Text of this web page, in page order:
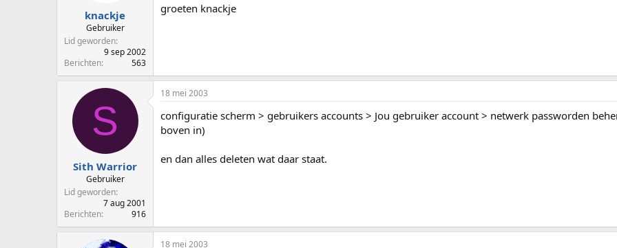
knackje
Gebruiker
Lid geworden
9 sep 2002
Berichten
563
groeten knackje
S
Sith Warrior
Gebruiker
Lid geworden
7 aug 2001
Berichten
916
18 mei 2003
configuratie scherm > gebruikers accounts > Jou gebruiker account > netwerk passworden
boven in)
en dan alles deleten wat daar staat.
18 mei 2003